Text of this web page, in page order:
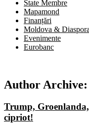
State Membre
Mapamond
Finanțări
Moldova & Diaspora
Evenimente
Eurobanc
Author Archive:
Trump,
cipriot!